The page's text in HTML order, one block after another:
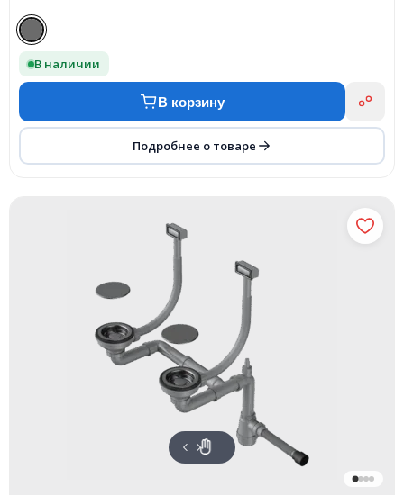
В наличии
В корзину
Подробнее о товаре